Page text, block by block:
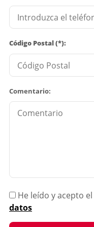
Código Postal (*):
Comentario:
He leído y acepto el
datos